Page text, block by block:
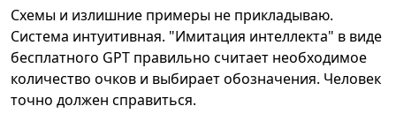
Схемы и излишние примеры не прикладываю.
Система интуитивная. "Имитация интеллекта" в виде
бесплатного GPT правильно считает необходимое
количество очков и выбирает обозначения. Человек
точно должен справиться.